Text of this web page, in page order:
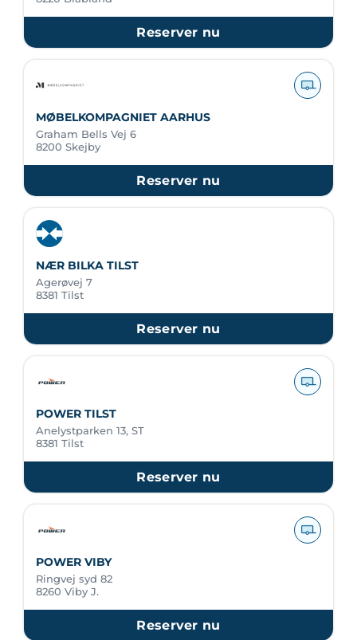
Reserver nu
MØBELKOMPAGNIET AARHUS
Graham Bells Vej 6
8200 Skejby
Reserver nu
NÆR BILKA TILST
Agerøvej 7
8381 Tilst
Reserver nu
POWER TILST
Anelystparken 13, ST
8381 Tilst
Reserver nu
POWER VIBY
Ringvej syd 82
8260 Viby J.
Reserver nu